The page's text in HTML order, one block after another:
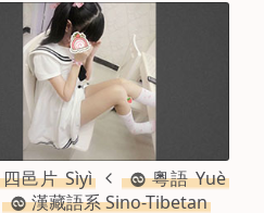
四邑片 Sìyì
粵語 Yuè
漢藏語系 Sino-Tibetan